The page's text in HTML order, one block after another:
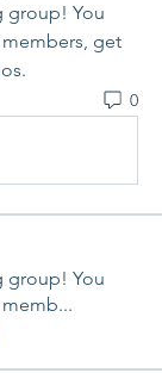
group! You
get
0
group! You
...